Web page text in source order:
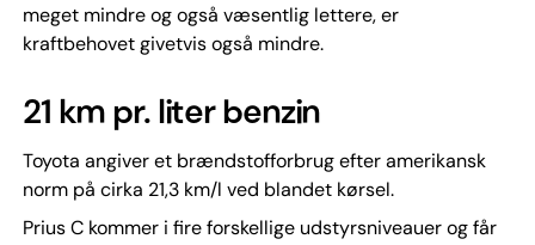
meget mindre og også væsentlig lettere, er
kraftbehovet givetvis også mindre.
21 km pr. liter benzin
Toyota angiver et brændstofforbrug efter amerikansk
norm på cirka 21,3 km/l ved blandet kørsel.
Prius C kommer i fire forskellige udstyrsniveauer og får